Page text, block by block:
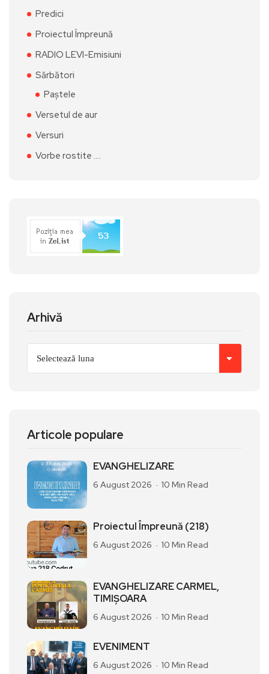
Predici
Proiectul Împreună
RADIO LEVI-Emisiuni
Sărbători
Paștele
Versetul de aur
Versuri
Vorbe rostite ….
Arhivă
Articole populare
EVANGHELIZARE
6 August 2026 10 Min Read
Proiectul Împreună (218)
6 August 2026 10 Min Read
EVANGHELIZARE CARMEL,
TIMIȘOARA
6 August 2026 10 Min Read
EVENIMENT
6 August 2026 10 Min Read